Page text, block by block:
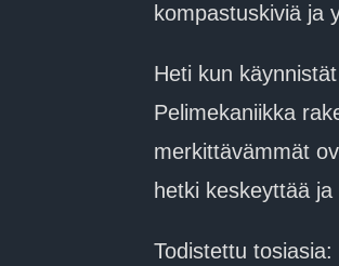
kompastuskiviä ja
Heti kun
Pelimekaniikka
merkittävämmät
hetki keskeyttää
Todistettu tosiasia: